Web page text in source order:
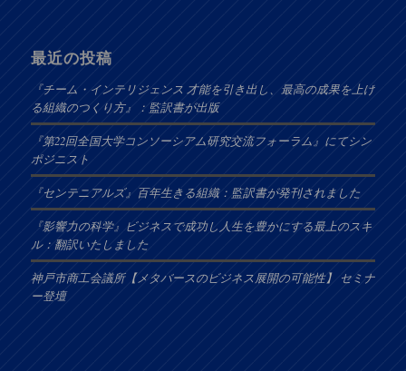
最近の投稿
『チーム・インテリジェンス 才能を引き出し、最高の成果を上げ
る組織のつくり方』：監訳書が出版
『第22回全国大学コンソーシアム研究交流フォーラム』にてシン
ポジニスト
『センテニアルズ』百年生きる組織：監訳書が発刊されました
『影響力の科学』ビジネスで成功し人生を豊かにする最上のスキ
ル：翻訳いたしました
神戸市商工会議所【メタバースのビジネス展開の可能性】 セミナ
ー登壇